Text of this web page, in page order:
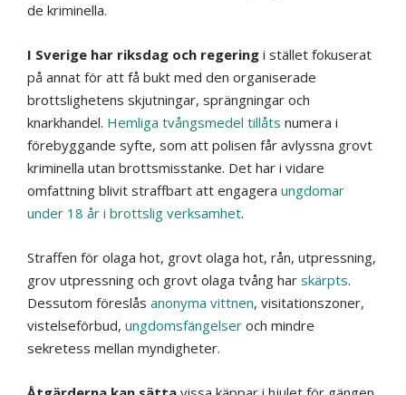
de kriminella.
I Sverige har riksdag och regering i stället fokuserat
på annat för att få bukt med den organiserade
brottslighetens skjutningar, sprängningar och
knarkhandel. Hemliga tvångsmedel tillåts numera i
förebyggande syfte, som att polisen får avlyssna grovt
kriminella utan brottsmisstanke. Det har i vidare
omfattning blivit straffbart att engagera ungdomar
under 18 år i brottslig verksamhet.
Straffen för olaga hot, grovt olaga hot, rån, utpressning,
grov utpressning och grovt olaga tvång har skärpts.
Dessutom föreslås anonyma vittnen, visitationszoner,
vistelseförbud, ungdomsfängelser och mindre
sekretess mellan myndigheter.